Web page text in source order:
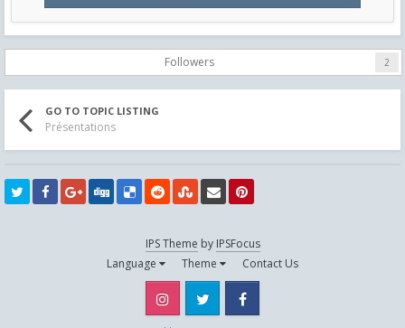
Followers 2
GO TO TOPIC LISTING
Présentations
IPS Theme by IPSFocus
Language
Theme Contact Us
Instagram Twitter